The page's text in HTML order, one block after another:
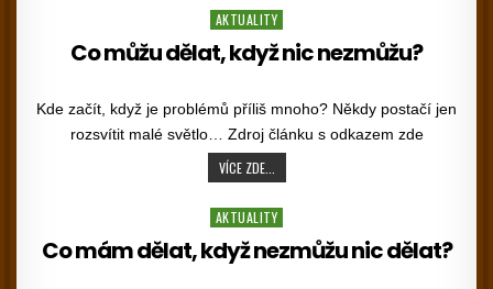
Posted in
AKTUALITY
Co můžu dělat, když nic nezmůžu?
Kde začít, když je problémů příliš mnoho? Někdy postačí jen
rozsvítit malé světlo… Zdroj článku s odkazem zde
VÍCE ZDE...
Posted in
AKTUALITY
Co mám dělat, když nezmůžu nic dělat?